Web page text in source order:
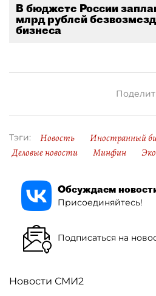
В бюджете России
млрд рублей
бизнеса
Тэги: Новость
Иностранный
Деловые новости
Минфин
Обсуждаем
Присоединяйтесь!
Подписаться на
Новости СМИ2